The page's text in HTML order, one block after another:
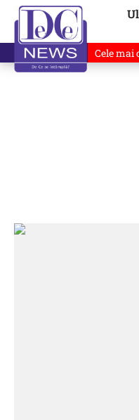
Cele mai